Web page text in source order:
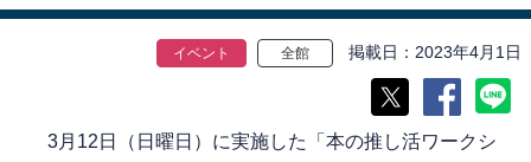
イベント 全館 掲載日 2023年4月1日
3月12日（日曜日）に実施した「本の推し活ワークシ